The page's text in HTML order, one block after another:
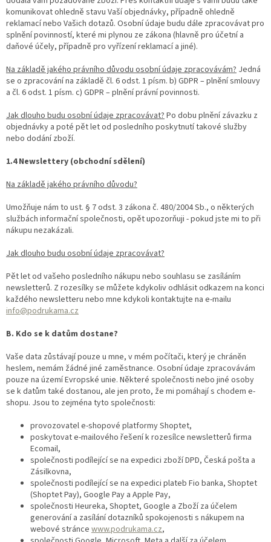
komunikovat ohledně stavu Vaší objednávky, případně ohledně
reklamací nebo Vašich dotazů. Osobní údaje budu dále zpracovávat pro
splnění povinností, které mi plynou ze zákona (hlavně pro účetní a
daňové účely, případně pro vyřízení reklamací a jiné).
Na základě jakého právního důvodu osobní údaje zpracovávám? Jedná
se o zpracování na základě čl. 6 odst. 1 písm. b) GDPR – plnění smlouvy
a čl. 6 odst. 1 písm. c) GDPR – plnění právní povinnosti.
Jak dlouho budu osobní údaje zpracovávat? Po dobu plnění závazku z
objednávky a poté pět let od posledního poskytnutí takové služby
nebo dodání zboží.
1.4 Newslettery (obchodní sdělení)
Na základě jakého právního důvodu?
Umožňuje nám to ust. § 7 odst. 3 zákona č. 480/2004 Sb., o některých
službách informační společnosti, opět upozorňuji - pokud jste mi to při
nákupu nezakázali.
Jak dlouho budu osobní údaje zpracovávat?
Pět let od vašeho posledního nákupu nebo souhlasu se zasíláním
newsletterů. Z rozesílky se můžete kdykoliv odhlásit odkazem na konci
každého newsletteru nebo mne kdykoli kontaktujte na e-mailu
info@podrukama.cz
B. Kdo se k datům dostane?
Vaše data zůstávají pouze u mne, v mém počítači, který je chráněn
heslem, nemám žádné jiné zaměstnance. Osobní údaje zpracovávám
pouze na území Evropské unie. Některé společnosti nebo jiné osoby
se k datům také dostanou, ale jen proto, že mi pomáhají s chodem e-
shopu. Jsou to zejména tyto společnosti:
provozovatel e-shopové platformy Shoptet,
poskytovat e-mailového řešení k rozesílce newsletterů firma
Ecomail,
společnosti podílející se na expedici zboží DPD, Česká pošta a
Zásilkovna,
společnosti podílející se na expedici plateb Fio banka, Shoptet
(Shoptet Pay), Google Pay a Apple Pay,
společnosti Heureka, Shoptet, Google a Zboží za účelem
generování a zasílání dotazníků spokojenosti s nákupem na
webové stránce www.podrukama.cz,